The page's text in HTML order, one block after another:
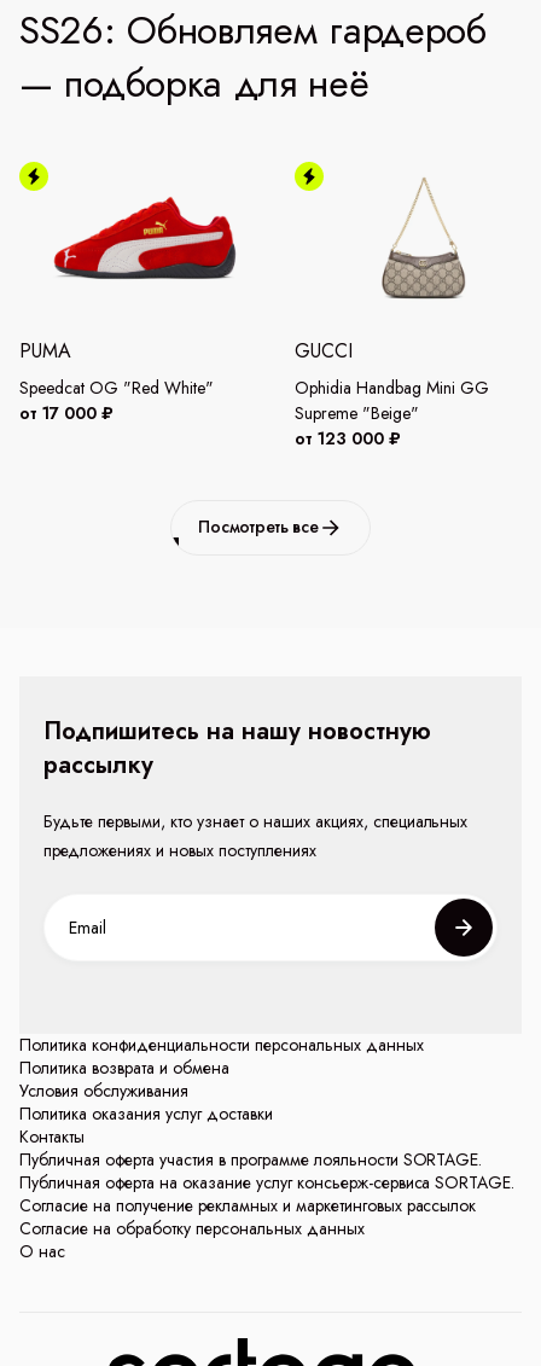
SS26: Обновляем гардероб
— подборка для неё
PUMA
Speedcat OG "Red White"
от 17 000 ₽
GUCCI
Ophidia Handbag Mini GG
Supreme "Beige"
от 123 000 ₽
Посмотреть все
Политика конфиденциальности персональных данных
Политика возврата и обмена
Условия обслуживания
Политика оказания услуг доставки
Контакты
Публичная оферта участия в программе лояльности SORTAGE.
Публичная оферта на оказание услуг консьерж-сервиса SORTAGE.
Согласие на получение рекламных и маркетинговых рассылок
Согласие на обработку персональных данных
О нас
Подпишитесь на нашу новостную
рассылку
Будьте первыми, кто узнает о наших акциях, специальных
предложениях и новых поступлениях